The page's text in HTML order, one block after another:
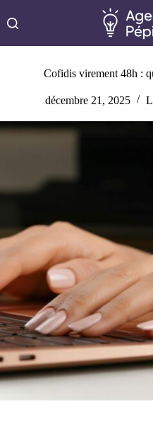
au
contenu
Cofidis virement 48h :
décembre 21, 2025